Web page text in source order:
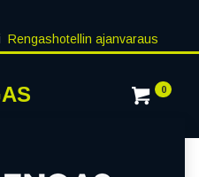
Rengashotellin ajanvaraus
0